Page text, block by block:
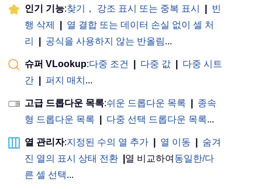
인기 기능:찾기， 강조 표시 또는 중복 표시
빈
행 삭제
열 결합 또는 데이터 손실 없이 셀 처
리
공식을 사용하지 않는 반올림...
슈퍼 VLookup:다중 조건 다중 값
다중 시트
간
퍼지 매치 ...
고급 드롭다운 목록:쉬운 드롭다운 목록
종속
형 드롭다운 목록
다중 선택 드롭다운 목록...
열 관리자:지정된 수의 열 추가 열 이동
숨겨
진 열의 표시 상태 전환
열 비교하여 동일한/다
른 셀 선택...